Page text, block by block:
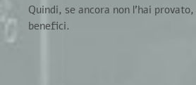
Quindi, se ancora non l’hai provato,
benefici.